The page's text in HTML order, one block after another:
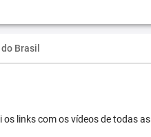
Brasil
links com os vídeos de todas